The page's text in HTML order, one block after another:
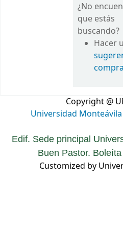
¿No
que estás
buscando?
Hacer
compra
Copyright @
Universidad Monteávila
Edif. Sede principal
Buen Pastor.
Customized by